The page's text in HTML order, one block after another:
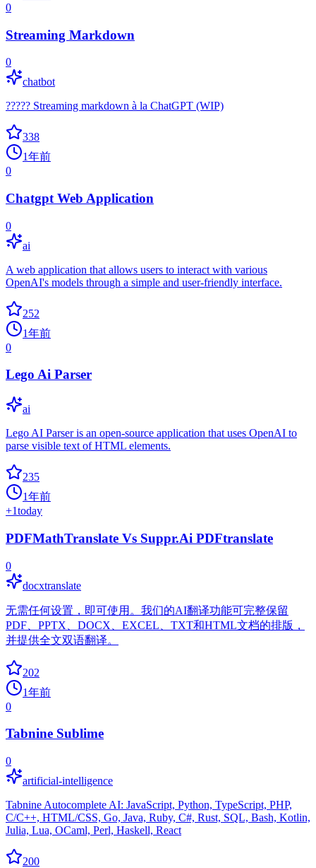
0
Streaming Markdown
0
chatbot
????? Streaming markdown à la ChatGPT (WIP)
338
1年前
0
Chatgpt Web Application
0
ai
A web application that allows users to interact with various
OpenAI's models through a simple and user-friendly interface.
252
1年前
0
Lego Ai Parser
ai
Lego AI Parser is an open-source application that uses OpenAI to
parse visible text of HTML elements.
235
1年前
+1today
PDFMathTranslate Vs Suppr.Ai PDFtranslate
0
docxtranslate
无需任何设置，即可使用。我们的AI翻译功能可完整保留
PDF、PPTX、DOCX、EXCEL、TXT和HTML文档的排版，
并提供全文双语翻译。
202
1年前
0
Tabnine Sublime
0
artificial-intelligence
Tabnine Autocomplete AI: JavaScript, Python, TypeScript, PHP,
C/C++, HTML/CSS, Go, Java, Ruby, C#, Rust, SQL, Bash, Kotlin,
Julia, Lua, OCaml, Perl, Haskell, React
200